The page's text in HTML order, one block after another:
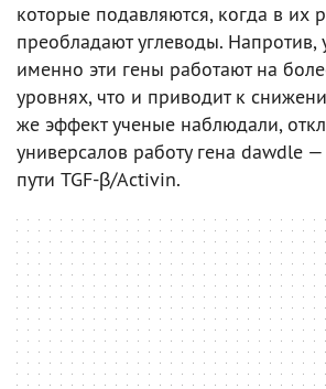
которые подавляются, когда в их
преобладают углеводы. Напротив,
именно эти гены работают на
уровнях, что и приводит к
же эффект ученые наблюдали,
универсалов работу гена dawdle
пути TGF-β/Activin.